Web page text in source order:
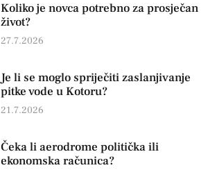
Koliko je novca potrebno za prosječan
život?
27.7.2026
Je li se moglo spriječiti zaslanjivanje
pitke vode u Kotoru?
21.7.2026
Čeka li aerodrome politička ili
ekonomska računica?